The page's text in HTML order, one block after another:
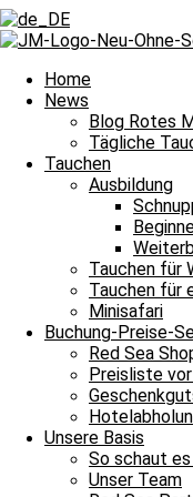
Home
News
Blog Rotes
Tägliche
Tauchen
Ausbildung
Tauchen für
Tauchen für
Minisafari
Buchung-Preise-
Red Sea
Preisliste
Unsere Basis
So schaut es
Unser Team
ZurückVoriger
NächsterHappy
Wir blicken auf die
Auch in dieser Woche
woanders in Ägypten
Ein turbulenter
In der letzten Woche
Katy ist euch aus dem
machte sie noch den